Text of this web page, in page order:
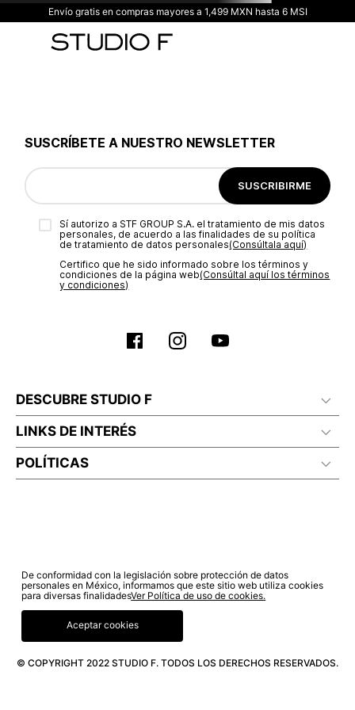
Envío gratis en compras mayores a 1,499 MXN hasta 6 MSI
SUSCRÍBETE A NUESTRO NEWSLETTER
SUSCRIBIRME
Sí autorizo a STF GROUP S.A. el tratamiento de mis datos
personales, de acuerdo a las finalidades de su política
de tratamiento de datos personales‎(Consúltala aquí)
Certifico que he sido informado sobre los términos y
condiciones de la página web‎(Consúltal aquí los términos
y condiciones)
DESCUBRE STUDIO F
LINKS DE INTERÉS
POLÍTICAS
© COPYRIGHT 2022 STUDIO F. TODOS LOS DERECHOS RESERVADOS.
De conformidad con la legislación sobre protección de datos
personales en México, informamos que este sitio web utiliza cookies
para diversas finalidadesVer Política de uso de cookies.
Aceptar cookies